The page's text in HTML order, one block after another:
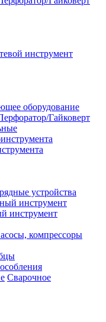
инструмент
оборудование
Гайковерт
устройства
инструмент
компрессоры
Сварочное